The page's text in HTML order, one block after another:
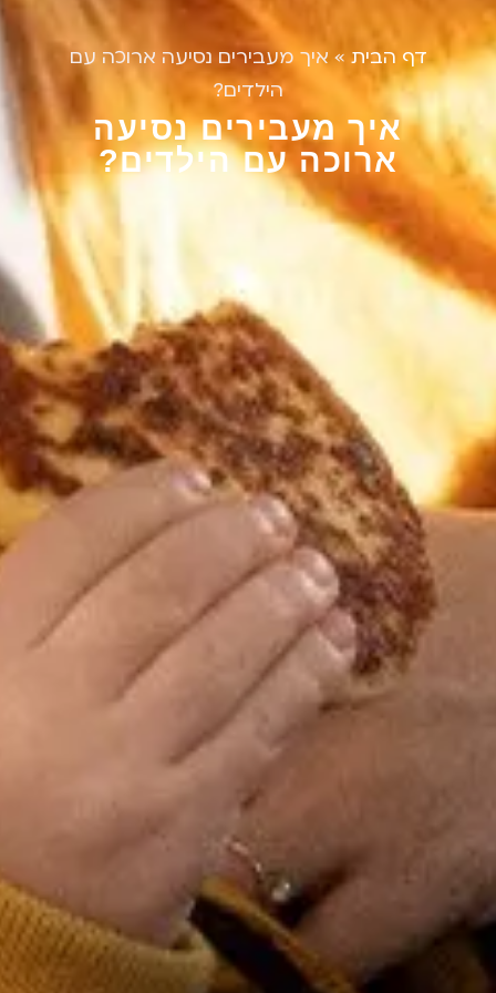
דף הבית» איך מעבירים נסיעה ארוכה עם
הילדים?
איך מעבירים נסיעה
ארוכה עם הילדים?